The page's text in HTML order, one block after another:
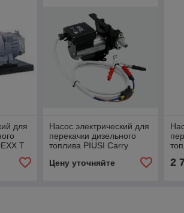
для
T
Насос электрический для
перекачки дизельного
топлива PIUSI Carry
F0034104A
Цену уточняйте
70
2